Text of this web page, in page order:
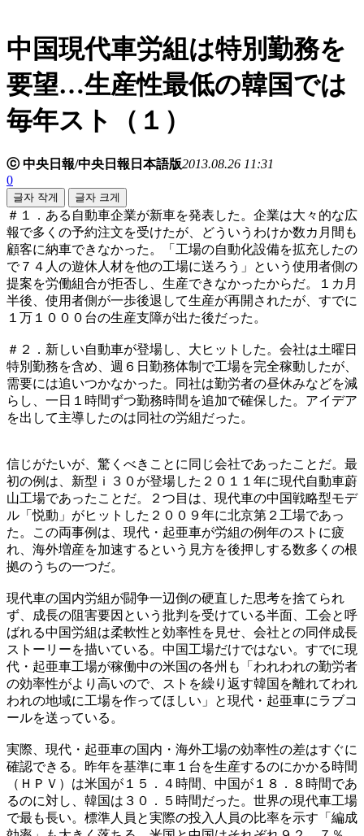
中国現代車労組は特別勤務を
要望…生産性最低の韓国では
毎年スト（１）
ⓒ 中央日報/中央日報日本語版2013.08.26 11:31
0
글자 작게 글자 크게
＃１．ある自動車企業が新車を発表した。企業は大々的な広
報で多くの予約注文を受けたが、どういうわけか数カ月間も
顧客に納車できなかった。「工場の自動化設備を拡充したの
で７４人の遊休人材を他の工場に送ろう」という使用者側の
提案を労働組合が拒否し、生産できなかったからだ。１カ月
半後、使用者側が一歩後退して生産が再開されたが、すでに
１万１０００台の生産支障が出た後だった。
＃２．新しい自動車が登場し、大ヒットした。会社は土曜日
特別勤務を含め、週６日勤務体制で工場を完全稼動したが、
需要には追いつかなかった。同社は勤労者の昼休みなどを減
らし、一日１時間ずつ勤務時間を追加で確保した。アイデア
を出して主導したのは同社の労組だった。
信じがたいが、驚くべきことに同じ会社であったことだ。最
初の例は、新型ｉ３０が登場した２０１１年に現代自動車蔚
山工場であったことだ。２つ目は、現代車の中国戦略型モデ
ル「悦動」がヒットした２００９年に北京第２工場であっ
た。この両事例は、現代・起亜車が労組の例年のストに疲
れ、海外増産を加速するという見方を後押しする数多くの根
拠のうちの一つだ。
現代車の国内労組が闘争一辺倒の硬直した思考を捨てられ
ず、成長の阻害要因という批判を受けている半面、工会と呼
ばれる中国労組は柔軟性と効率性を見せ、会社との同伴成長
ストーリーを描いている。中国工場だけではない。すでに現
代・起亜車工場が稼働中の米国の各州も「われわれの勤労者
の効率性がより高いので、ストを繰り返す韓国を離れてわれ
われの地域に工場を作ってほしい」と現代・起亜車にラブコ
ールを送っている。
実際、現代・起亜車の国内・海外工場の効率性の差はすぐに
確認できる。昨年を基準に車１台を生産するのにかかる時間
（ＨＰＶ）は米国が１５．４時間、中国が１８．８時間であ
るのに対し、韓国は３０．５時間だった。世界の現代車工場
で最も長い。標準人員と実際の投入人員の比率を示す「編成